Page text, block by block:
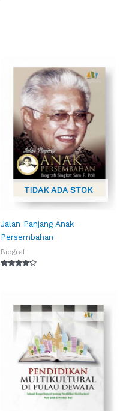
TIDAK ADA STOK
Jalan Panjang Anak
Persembahan
Biografi